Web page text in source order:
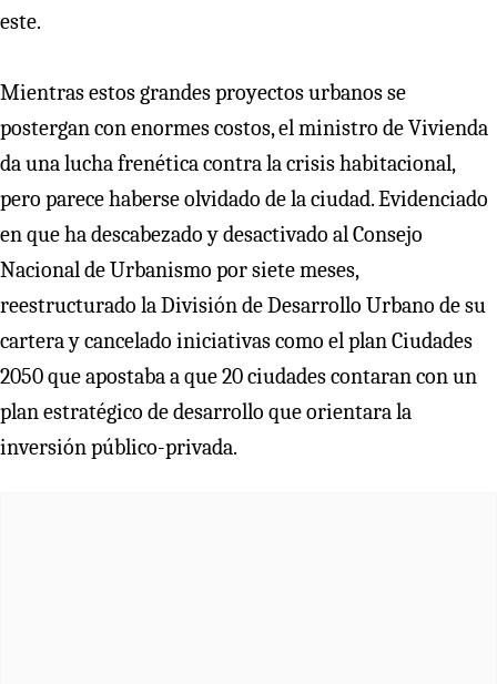
este.
Mientras estos grandes proyectos urbanos se
postergan con enormes costos, el ministro de Vivienda
da una lucha frenética contra la crisis habitacional,
pero parece haberse olvidado de la ciudad. Evidenciado
en que ha descabezado y desactivado al Consejo
Nacional de Urbanismo por siete meses,
reestructurado la División de Desarrollo Urbano de su
cartera y cancelado iniciativas como el plan Ciudades
2050 que apostaba a que 20 ciudades contaran con un
plan estratégico de desarrollo que orientara la
inversión público-privada.